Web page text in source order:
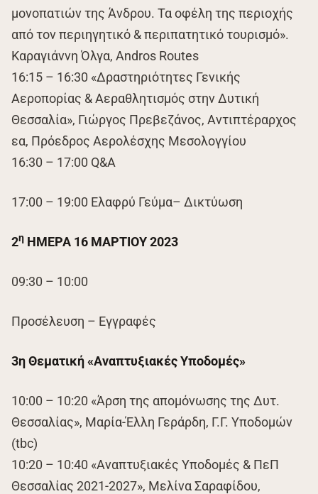
μονοπατιών της Άνδρου. Τα οφέλη της περιοχής
από τον περιηγητικό & περιπατητικό τουρισμό».
Καραγιάννη Όλγα, Andros Routes
16:15 – 16:30 «Δραστηριότητες Γενικής
Αεροπορίας & Αεραθλητισμός στην Δυτική
Θεσσαλία», Γιώργος Πρεβεζάνος, Αντιπτέραρχος
εα, Πρόεδρος Αερολέσχης Μεσολογγίου
16:30 – 17:00 Q&A
17:00 – 19:00 Ελαφρύ Γεύμα– Δικτύωση
2η ΗΜΕΡΑ 16 ΜΑΡΤΙΟΥ 2023
09:30 – 10:00
Προσέλευση – Εγγραφές
3η Θεματική «Αναπτυξιακές Υποδομές»
10:00 – 10:20 «Άρση της απομόνωσης της Δυτ.
Θεσσαλίας», Μαρία-Έλλη Γεράρδη, Γ.Γ. Υποδομών
(tbc)
10:20 – 10:40 «Αναπτυξιακές Υποδομές & ΠεΠ
Θεσσαλίας 2021-2027», Μελίνα Σαραφίδου,